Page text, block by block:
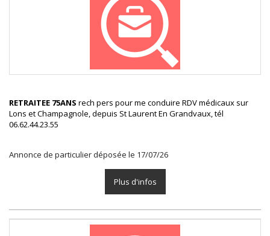
RETRAITEE 75ANS rech pers pour me conduire RDV médicaux sur
Lons et Champagnole, depuis St Laurent En Grandvaux, tél
06.62.44.23.55
Annonce de particulier déposée le 17/07/26
Plus d'infos